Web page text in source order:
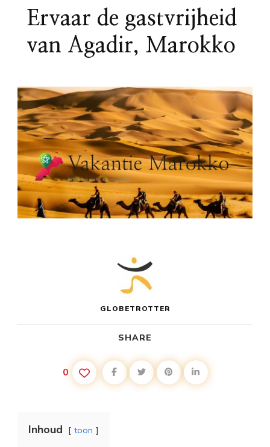
Ervaar de gastvrijheid
van Agadir, Marokko
GLOBETROTTER
SHARE
0
Inhoud toon